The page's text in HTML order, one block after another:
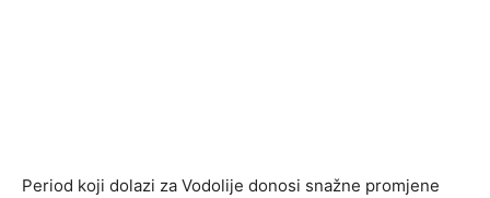
Period koji dolazi za Vodolije donosi snažne promjene